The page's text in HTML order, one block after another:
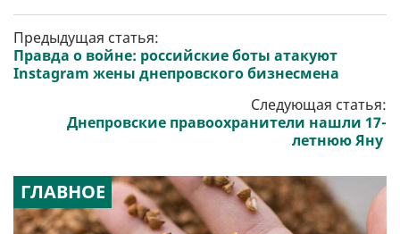
Предыдущая статья:
Правда о войне: российские боты атакуют
Instagram жены днепровского бизнесмена
Следующая статья:
Днепровские правоохранители нашли 17-
летнюю Яну
ГЛАВНОЕ